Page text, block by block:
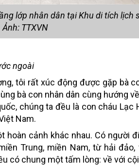
lớp nhân dân tại Khu di tích lịch
TTXVN
ngoài
tôi rất xúc động được gặp bà
bà con nhân dân cùng hướng
chúng ta đều là con cháu Lạc
Nam.
cảnh khác nhau. Có người
Trung, miền Nam, từ hải
có chung một tấm lòng: về với